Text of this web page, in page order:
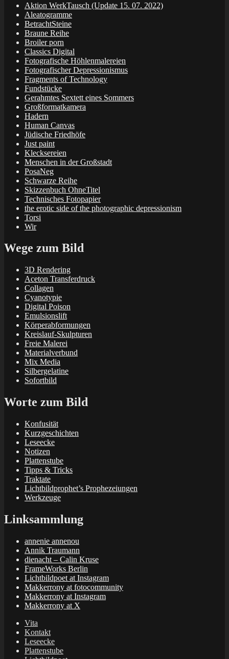
Aktion WerkTausch (Update 15. 07. 2022)
Aleatogramme
BetrachtSteine
Braune Reihe
Broiler porn
Classics Digital
Fotografische Höhlenmalereien
Fotografischer Depressionismus
Fragments of Technology
Fundstücke
Gerahmtes Sextett eines Sommers
Großformatkamera
Hadern
Human Canvas
Jüdische Friedhöfe
Just paint
Klecksereien
Menschen in der Großstadt
PosaNeg
Schwarze Reihe
Skizzenbuch OhneTitel
Technisches Fotopapier
the erotic side of the photographic depressionism
Torsi
Wir
Wege zum Bild
3D Rendering
Aceton Transferdruck
Collagen
Cyanotypie
Digital Poison
Emulsionslift
Körperabformungen
Kreislauf-Skulpturen
Freie Malerei
Materialverbund
Mix Media
Silbergelatine
Sofortbild
Worte zum Bild
Konfusität
Kurzgeschichten
Leseecke
Notizen
Plattenstube
Tipps & Tricks
Traktate
Lichtbildprophet’s Prophezeiungen
Werkzeuge
Linksammlung
annenie annenou
Annik Traumann
dienacht – Calin Kruse
FrameWorks Berlin
Lichtbildpoet at Instagram
Makkerrony at fotocommunity
Makkerrony at Instagram
Makkerrony at X
Vita
Kontakt
Leseecke
Plattenstube